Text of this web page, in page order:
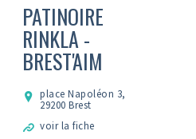
PATINOIRE
RINKLA -
BREST'AIM
place Napoléon 3,
29200 Brest
voir la fiche